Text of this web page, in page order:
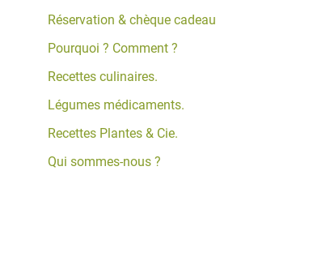
Réservation & chèque cadeau
Pourquoi ? Comment ?
Recettes culinaires.
Légumes médicaments.
Recettes Plantes & Cie.
Qui sommes-nous ?